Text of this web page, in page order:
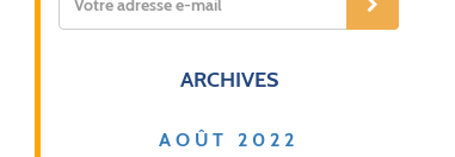
ARCHIVES
AOÛT 2022